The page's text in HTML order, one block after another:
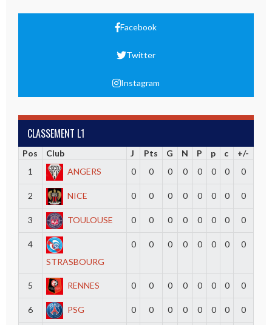
Facebook
Twitter
Instagram
CLASSEMENT L1
Pos Club J Pts G N P p c
+/-
1
ANGERS 0 0 0 0 0 0 0 0
2 NICE 0 0 0 0 0 0 0 0
3 TOULOUSE 0 0 0 0 0 0 0 0
4
STRASBOURG
0 0 0 0 0 0 0 0
5 RENNES 0 0 0 0 0 0 0 0
6 PSG 0 0 0 0 0 0 0 0